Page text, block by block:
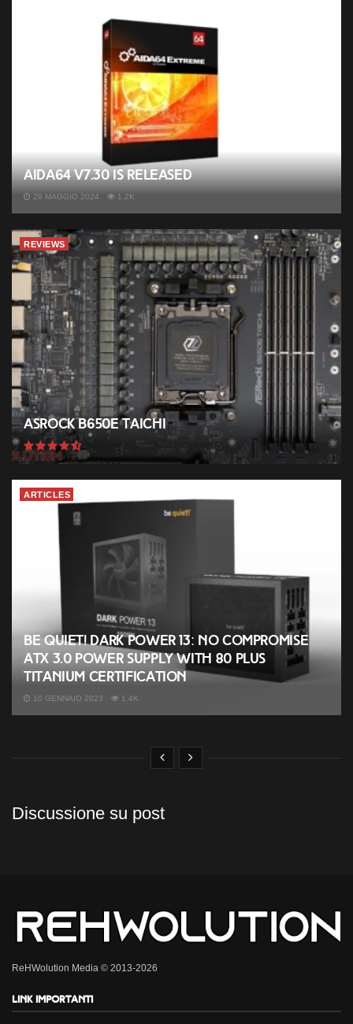
AIDA64 v7.30 is released
29 MAGGIO 2024 1.2K
REVIEWS
ASRock B650E Taichi
ARTICLES
be quiet! Dark Power 13: No compromise
ATX 3.0 power supply with 80 PLUS
Titanium certification
10 GENNAIO 2023 1.4K
Discussione su post
ReHWolution Media © 2013-2026
Link importanti